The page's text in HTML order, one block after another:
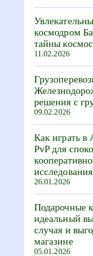
космодром
тайны
11.02.2026
решения с
09.02.2026
Как играть в
PvP для
26.01.2026
Подарочные
идеальный
случая и
магазине
05.01.2026